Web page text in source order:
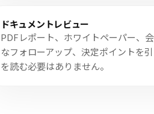
ドキュメントレビュー
PDFレポート、ホワイトペーパー、
なフォローアップ、決定ポイントを
を読む必要はありません。